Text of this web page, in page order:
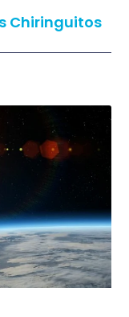
Chiringuitos